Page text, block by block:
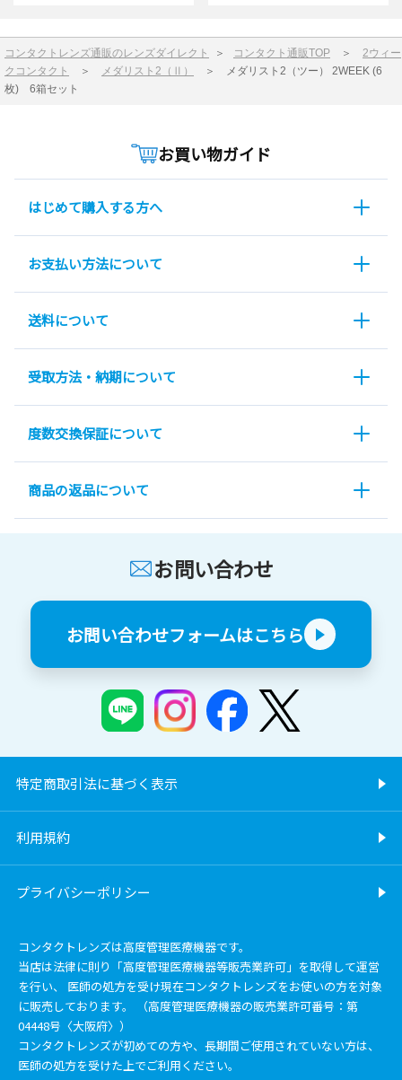
コンタクトレンズ通販のレンズダイレクト ＞ コンタクト通販TOP ＞ 2ウィー
クコンタクト
＞ メダリスト2（Ⅱ） ＞
メダリスト2（ツー） 2WEEK (6
枚) 6箱セット
お買い物ガイド
はじめて購入する方へ
お支払い方法について
送料について
受取方法・納期について
度数交換保証について
商品の返品について
お問い合わせ
お問い合わせフォームはこちら
特定商取引法に基づく表示
利用規約
プライバシーポリシー
コンタクトレンズは高度管理医療機器です。
当店は法律に則り「高度管理医療機器等販売業許可」を取得して運営
を行い、 医師の処方を受け現在コンタクトレンズをお使いの方を対象
に販売しております。 （高度管理医療機器の販売業許可番号：第
04448号〈大阪府〉）
コンタクトレンズが初めての方や、長期間ご使用されていない方は、
医師の処方を受けた上でご利用ください。